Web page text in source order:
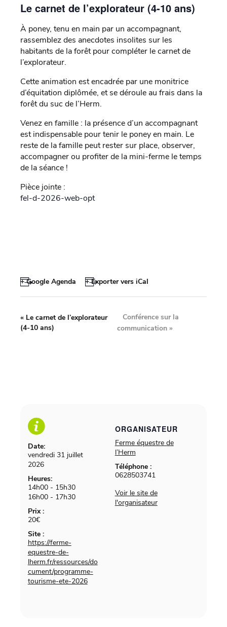
Le carnet de l’explorateur (4-10 ans)
À poney, tenu en main par un accompagnant,
rassemblez des anecdotes insolites sur les
habitants de la forêt pour compléter le carnet de
l’explorateur.
Cette animation est encadrée par une monitrice
d’équitation diplômée, et se déroule au frais dans la
forêt du suc de l’Herm.
Venez en famille : la présence d’un accompagnant
est indispensable pour tenir le poney en main. Le
reste de la famille peut rester sur place, observer,
accompagner ou profiter de la mini-ferme le temps
de la séance !
Pièce jointe :
fel-d-2026-web-opt
+ Google Agenda + Exporter vers iCal
Date:
vendredi 31 juillet
2026
Heures:
14h00 - 15h30
16h00 - 17h30
Prix :
20€
Site :
https://ferme-
equestre-de-
lherm.fr/ressources/do
cument/programme-
tourisme-ete-2026
ORGANISATEUR
Ferme équestre de
l’Herm
Téléphone :
0628503741
Voir le site de
l'organisateur
« Le carnet de l’explorateur
(4-10 ans)
Conférence sur la
communication »